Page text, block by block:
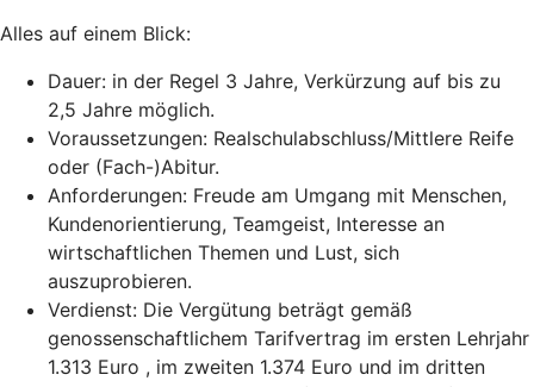
Alles auf einem Blick:
Dauer: in der Regel 3 Jahre, Verkürzung auf bis zu
2,5 Jahre möglich.
Voraussetzungen: Realschulabschluss/Mittlere Reife
oder (Fach-)Abitur.
Anforderungen: Freude am Umgang mit Menschen,
Kundenorientierung, Teamgeist, Interesse an
wirtschaftlichen Themen und Lust, sich
auszuprobieren.
Verdienst: Die Vergütung beträgt gemäß
genossenschaftlichem Tarifvertrag im ersten Lehrjahr
1.313 Euro , im zweiten 1.374 Euro und im dritten